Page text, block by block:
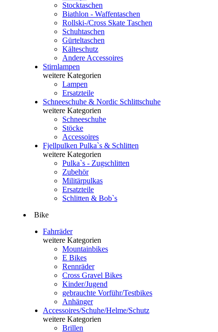
Stocktaschen
Biathlon - Waffentaschen
Rollski-/Cross Skate Taschen
Schuhtaschen
Gürteltaschen
Kälteschutz
Andere Accessoires
Stirnlampen
weitere Kategorien
Lampen
Ersatzteile
Schneeschuhe & Nordic Schlittschuhe
weitere Kategorien
Schneeschuhe
Stöcke
Accessoires
Fjellpulken Pulka`s & Schlitten
weitere Kategorien
Pulka`s - Zugschlitten
Zubehör
Militärpulkas
Ersatzteile
Schlitten & Bob`s
Bike
Fahrräder
weitere Kategorien
Mountainbikes
E Bikes
Rennräder
Cross Gravel Bikes
Kinder/Jugend
gebrauchte Vorführ/Testbikes
Anhänger
Accessoires/Schuhe/Helme/Schutz
weitere Kategorien
Brillen